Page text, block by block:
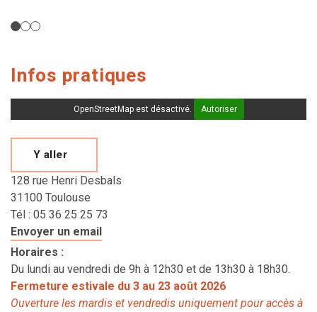
Infos pratiques
OpenStreetMap est désactivé. Autoriser
Y aller
128 rue Henri Desbals
31100 Toulouse
Tél : 05 36 25 25 73
Envoyer un email
Horaires :
Du lundi au vendredi de 9h à 12h30 et de 13h30 à 18h30.
Fermeture estivale du 3 au 23 août 2026
Ouverture les mardis et vendredis uniquement pour accès à